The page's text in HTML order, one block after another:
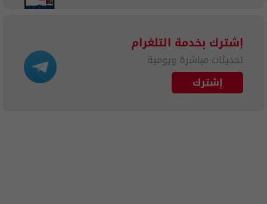
إشترك بخدمة التلغرام
تحديثات مباشرة ويومية
إشترك